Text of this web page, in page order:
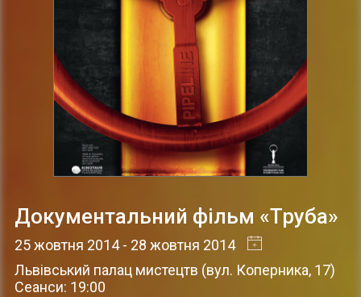
ДОВІДКА
Документальний фільм «Труба»
25 жовтня 2014- 28 жовтня 2014
Львівський палац мистецтв (вул. Коперника, 17)
Сеанси: 19:00